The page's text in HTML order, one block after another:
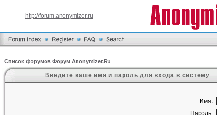
http://forum.anonymizer.ru
Список форумов Форум Anonymizer.Ru
Введите ваше имя и пароль для входа в систему
Имя:
Пароль: